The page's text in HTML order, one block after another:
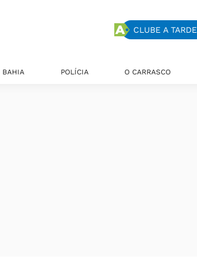
CLUBE A TARDE
BAHIA POLÍCIA O CARRASCO